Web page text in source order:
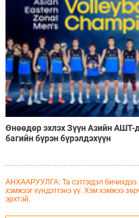
Өнөөдөр эхлэх Зүүн Азийн
багийн бүрэн бүрэлдэхүүн
АНХААРУУЛГА: Та сэтгэгдэл
хэмжээг хүндэтгэнэ үү. Хэм хэмжээ
эрхтэй.